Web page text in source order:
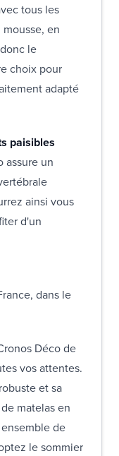
tous les
en
le
choix pour
adapté
paisibles
assure un
ainsi vous
d'un
dans le
Déco de
vos attentes.
et sa
matelas en
de
le sommier